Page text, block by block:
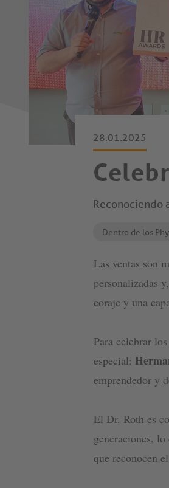
28.01.2025
Reconociendo
Dentro de los
Las ventas son
personalizadas
coraje y una
Para celebrar
especial:
emprendedor y
El Dr. Roth es
generaciones,
que reconocen